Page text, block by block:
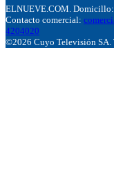
ELNUEVE.COM.
Contacto comercial:
4204020
©2026 Cuyo Televisión SA.